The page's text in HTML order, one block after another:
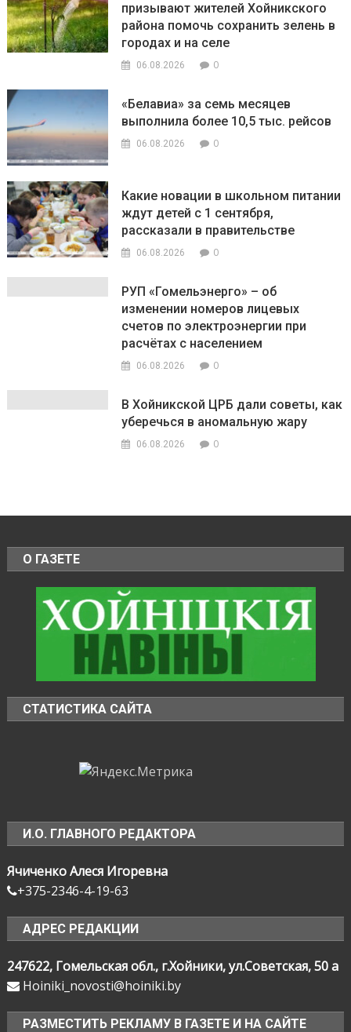
призывают жителей Хойникского
района помочь сохранить зелень в
городах и на селе
06.08.2026 0
«Белавиа» за семь месяцев
выполнила более 10,5 тыс. рейсов
06.08.2026 0
Какие новации в школьном питании
ждут детей с 1 сентября,
рассказали в правительстве
06.08.2026 0
РУП «Гомельэнерго» – об
изменении номеров лицевых
счетов по электроэнергии при
расчётах с населением
06.08.2026 0
В Хойникской ЦРБ дали советы, как
уберечься в аномальную жару
06.08.2026 0
О ГАЗЕТЕ
СТАТИСТИКА САЙТА
И.О. ГЛАВНОГО РЕДАКТОРА
Ячиченко Алеся Игоревна
+375-2346-4-19-63
АДРЕС РЕДАКЦИИ
247622, Гомельская обл., г.Хойники, ул.Советская, 50 а
Hoiniki_novosti@hoiniki.by
РАЗМЕСТИТЬ РЕКЛАМУ В ГАЗЕТЕ И НА САЙТЕ